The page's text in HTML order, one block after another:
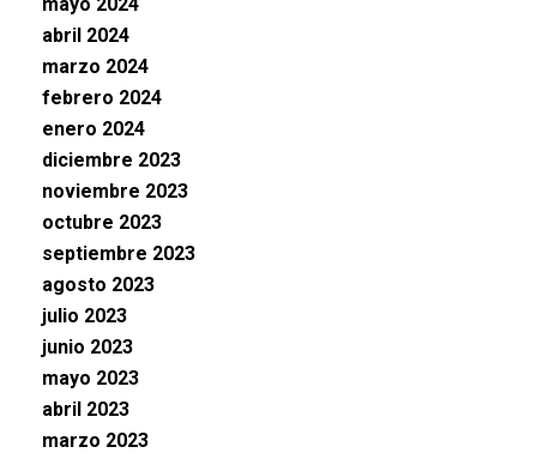
abril 2024
marzo 2024
febrero 2024
enero 2024
diciembre 2023
noviembre 2023
octubre 2023
septiembre 2023
agosto 2023
julio 2023
junio 2023
mayo 2023
abril 2023
marzo 2023